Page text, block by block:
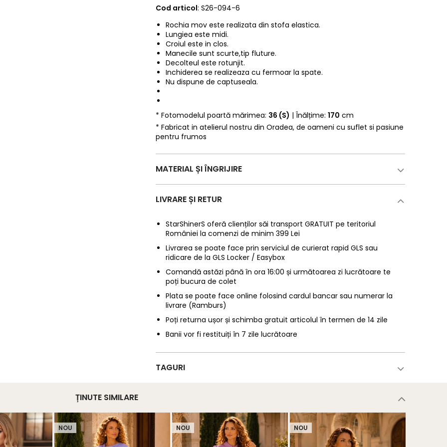
Cod articol: S26-094-6
Rochia mov este realizata din stofa elastica.
Lungiea este midi.
Croiul este in clos.
Manecile sunt scurte,tip fluture.
Decolteul este rotunjit.
Inchiderea se realizeaza cu fermoar la spate.
Nu dispune de captuseala.
* Fotomodelul poartă mărimea: 36 (S) | Înălțime:170 cm
* Fabricat in atelierul nostru din Oradea, de oameni cu suflet si pasiune
pentru frumos
MATERIAL ȘI ÎNGRIJIRE
LIVRARE ȘI RETUR
StarShinerS oferă clienților săi transport GRATUIT pe teritoriul
României la comenzi de minim 399 Lei
Livrarea se poate face prin serviciul de curierat rapid GLS sau
ridicare de la GLS Locker / Easybox
Comandă astăzi până în ora 16:00 și următoarea zi lucrătoare te
poți bucura de colet
Plata se poate face online folosind cardul bancar sau numerar la
livrare (Ramburs)
Poți returna ușor și schimba gratuit articolul în termen de 14 zile
Banii vor fi restituiți în 7 zile lucrătoare
TAGURI
ȚINUTE SIMILARE
NOU NOU NOU